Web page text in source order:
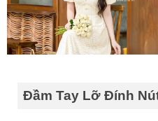
Đầm Tay Lỡ Đính